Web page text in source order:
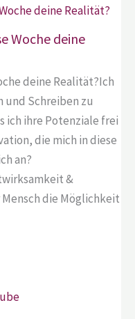
Woche deine
deine Realität?Ich
und Schreiben zu
ich ihre Potenziale frei
die mich in diese
an?
&
die Möglichkeit